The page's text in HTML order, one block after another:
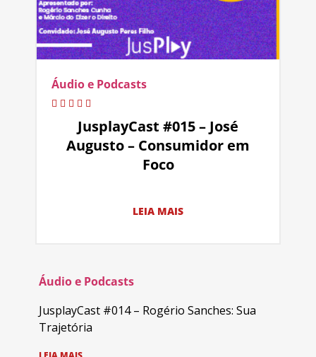
Áudio e Podcasts
JusplayCast #015 – José
Augusto – Consumidor em
Foco
LEIA MAIS
Áudio e Podcasts
JusplayCast #014 – Rogério Sanches: Sua
Trajetória